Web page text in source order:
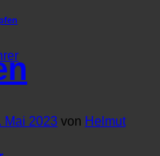
Mai 2023 von Helmut